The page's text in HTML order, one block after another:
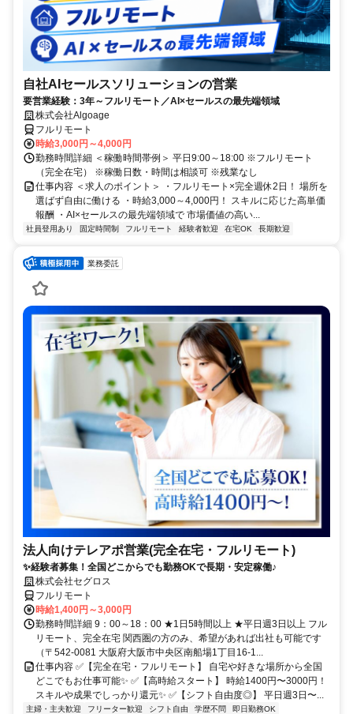
自社AIセールスソリューションの営業
要営業経験：3年～フルリモート／AI×セールスの最先端領域
株式会社Algoage
フルリモート
時給3,000円～4,000円
勤務時間詳細 ＜稼働時間帯例＞ 平日9:00～18:00 ※フルリモート
（完全在宅） ※稼働日数・時間は相談可 ※残業なし
仕事内容 ＜求人のポイント＞ ・フルリモート×完全週休2日！ 場所を
選ばず自由に働ける ・時給3,000～4,000円！ スキルに応じた高単価
報酬 ・AI×セールスの最先端領域で 市場価値の高い...
社員登用あり 固定時間制 フルリモート 経験者歓迎 在宅OK 長期歓迎
業務委託
法人向けテレアポ営業(完全在宅・フルリモート)
✨経験者募集！全国どこからでも勤務OKで長期・安定稼働♪
株式会社セグロス
フルリモート
時給1,400円～3,000円
勤務時間詳細 9：00～18：00 ★1日5時間以上 ★平日週3日以上 フル
リモート、完全在宅 関西圏の方のみ、希望があれば出社も可能です
（〒542-0081 大阪府大阪市中央区南船場1丁目16-1...
仕事内容 ✅【完全在宅・フルリモート】 自宅や好きな場所から全国
どこでもお仕事可能✨ ✅【高時給スタート】 時給1400円〜3000円！
スキルや成果でしっかり還元✨ ✅【シフト自由度◎】 平日週3日〜...
主婦・主夫歓迎 フリーター歓迎 シフト自由 学歴不問
即日勤務OK